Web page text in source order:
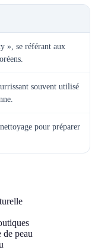
», se référant aux
souvent utilisé
pour préparer
peau